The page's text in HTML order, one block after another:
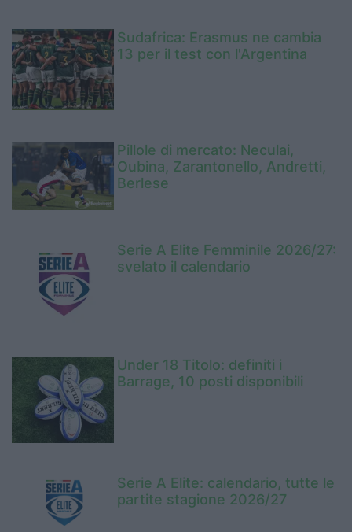
Sudafrica: Erasmus ne cambia
13 per il test con l'Argentina
Pillole di mercato: Neculai,
Oubina, Zarantonello, Andretti,
Berlese
Serie A Elite Femminile 2026/27:
svelato il calendario
Under 18 Titolo: definiti i
Barrage, 10 posti disponibili
Serie A Elite: calendario, tutte le
partite stagione 2026/27